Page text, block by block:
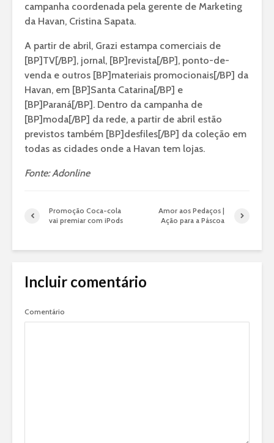
campanha coordenada pela gerente de Marketing
da Havan, Cristina Sapata.
A partir de abril, Grazi estampa comerciais de
[BP]TV[/BP], jornal, [BP]revista[/BP], ponto-de-
venda e outros [BP]materiais promocionais[/BP] da
Havan, em [BP]Santa Catarina[/BP] e
[BP]Paraná[/BP]. Dentro da campanha de
[BP]moda[/BP] da rede, a partir de abril estão
previstos também [BP]desfiles[/BP] da coleção em
todas as cidades onde a Havan tem lojas.
Fonte: Adonline
Promoção Coca-cola
vai premiar com iPods
Amor aos Pedaços |
Ação para a Páscoa
Incluir comentário
Comentário